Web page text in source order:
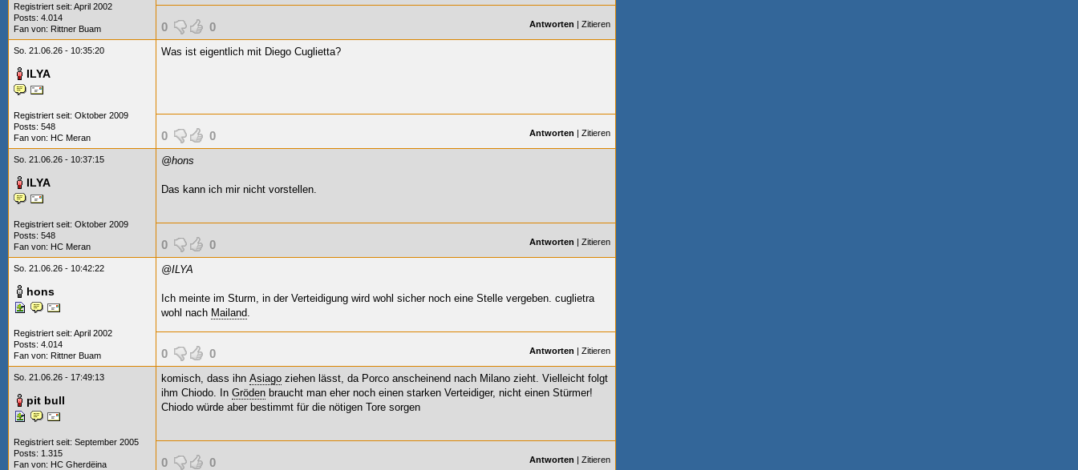
Registriert seit: April 2002
Posts: 4.014
Fan von: Rittner Buam 0 0 Antworten | Zitieren
So. 21.06.26 - 10:35:20
ILYA
Registriert seit: Oktober 2009
Posts: 548
Fan von: HC Meran
Was ist eigentlich mit Diego Cuglietta?
0 0 Antworten | Zitieren
So. 21.06.26 - 10:37:15
ILYA
Registriert seit: Oktober 2009
Posts: 548
Fan von: HC Meran
@hons
Das kann ich mir nicht vorstellen.
0 0 Antworten | Zitieren
So. 21.06.26 - 10:42:22
hons
Registriert seit: April 2002
Posts: 4.014
Fan von: Rittner Buam
@ILYA
Ich meinte im Sturm, in der Verteidigung wird wohl sicher noch eine Stelle vergeben. cuglietra
wohl nach Mailand.
0 0 Antworten | Zitieren
So. 21.06.26 - 17:49:13
pit bull
Registriert seit: September 2005
Posts: 1.315
Fan von: HC Gherdëina
komisch, dass ihn Asiago ziehen lässt, da Porco anscheinend nach Milano zieht. Vielleicht folgt
ihm Chiodo. In Gröden braucht man eher noch einen starken Verteidiger, nicht einen Stürmer!
Chiodo würde aber bestimmt für die nötigen Tore sorgen
0 0 Antworten | Zitieren